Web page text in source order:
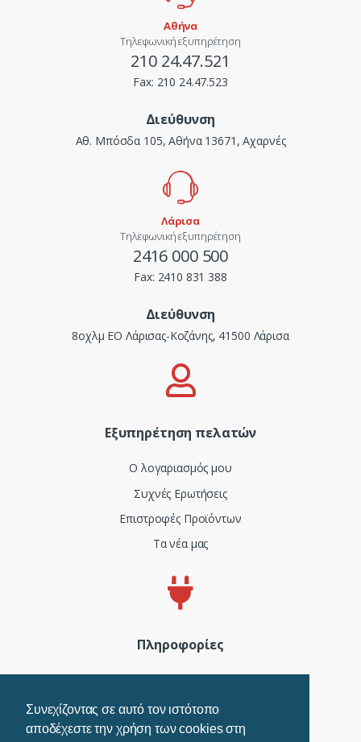
Συνεχίζοντας σε αυτό τον ιστότοπο
αποδέχεστε την χρήση των cookies στη
Αθήνα
Τηλεφωνική εξυπηρέτηση
210 24.47.521
Fax: 210 24.47.523
Διεύθυνση
Αθ. Μπόσδα 105, Αθήνα 13671, Αχαρνές
Λάρισα
Τηλεφωνική εξυπηρέτηση
2416 000 500
Fax: 2410 831 388
Διεύθυνση
8οχλμ ΕΟ Λάρισας-Κοζάνης, 41500 Λάρισα
Εξυπηρέτηση πελατών
Ο λογαριασμός μου
Συχνές Ερωτήσεις
Επιστροφές Προϊόντων
Τα νέα μας
Πληροφορίες
Όροι Χρήσης
Τρόποι Πληρωμής